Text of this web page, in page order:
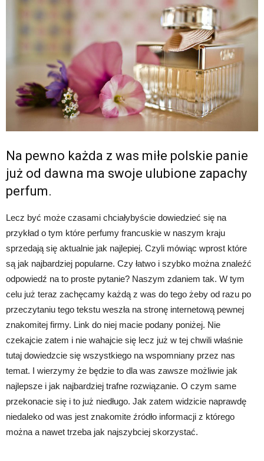
Na pewno każda z was miłe polskie panie
już od dawna ma swoje ulubione zapachy
perfum.
Lecz być może czasami chciałybyście dowiedzieć się na
przykład o tym które perfumy francuskie w naszym kraju
sprzedają się aktualnie jak najlepiej. Czyli mówiąc wprost które
są jak najbardziej popularne. Czy łatwo i szybko można znaleźć
odpowiedź na to proste pytanie? Naszym zdaniem tak. W tym
celu już teraz zachęcamy każdą z was do tego żeby od razu po
przeczytaniu tego tekstu weszła na stronę internetową pewnej
znakomitej firmy. Link do niej macie podany poniżej. Nie
czekajcie zatem i nie wahajcie się lecz już w tej chwili właśnie
tutaj dowiedzcie się wszystkiego na wspomniany przez nas
temat. I wierzymy że będzie to dla was zawsze możliwie jak
najlepsze i jak najbardziej trafne rozwiązanie. O czym same
przekonacie się i to już niedługo. Jak zatem widzicie naprawdę
niedaleko od was jest znakomite źródło informacji z którego
można a nawet trzeba jak najszybciej skorzystać.